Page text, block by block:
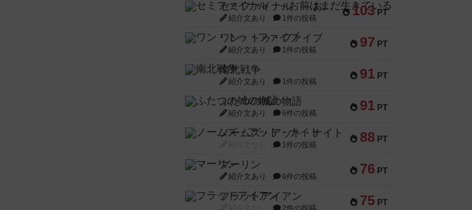
103 PT
セミファイナル ～お前はまだ生きている～
紹介文あり 1件の投稿
97 PT
ワン・トゥ・ファイブ
紹介文あり 1件の投稿
91 PT
南北戦争
紹介文あり 1件の投稿
91 PT
ふたつの城の物語
紹介文あり 6件の投稿
88 PT
ノームズ・アット・ナイト
1件の投稿
76 PT
マーリン
紹介文あり 6件の投稿
75 PT
フラットアイアン
2件の投稿